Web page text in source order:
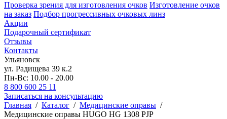
Проверка зрения для изготовления очков Изготовление очков
на заказ Подбор прогрессивных очковых линз
Акции
Подарочный сертификат
Отзывы
Контакты
Ульяновск
ул. Радищева 39 к.2
Пн-Вс: 10.00 - 20.00
8 800 600 25 11
Записаться на консультацию
Главная / Каталог / Медицинские оправы /
Медицинские оправы HUGO HG 1308 PJP